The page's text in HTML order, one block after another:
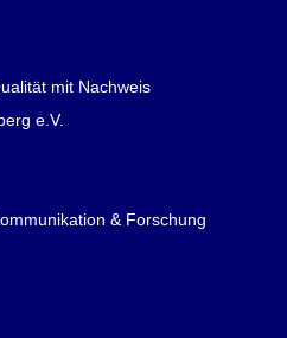
mit Nachweis
e.V.
& Forschung